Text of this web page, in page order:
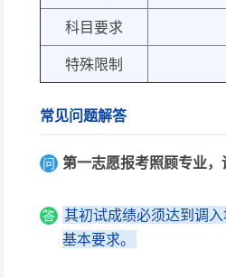
科目要求
特殊限制
常见问题解答
问 第一志愿报考照顾专业，
答 其初试成绩必须达到调
基本要求。